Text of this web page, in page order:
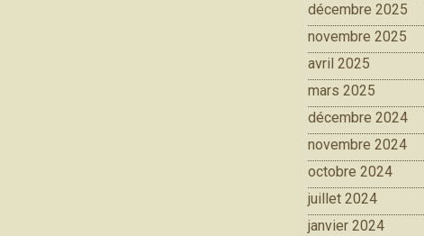
décembre 2025
novembre 2025
avril 2025
mars 2025
décembre 2024
novembre 2024
octobre 2024
juillet 2024
janvier 2024